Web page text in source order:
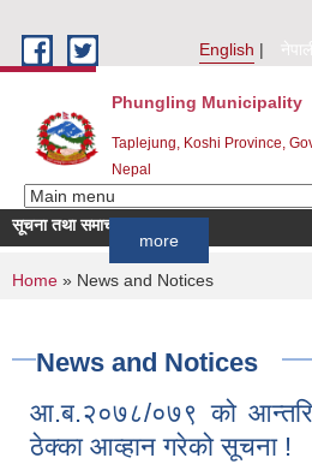
English
नेपाली
Phungling Municipality
Taplejung, Koshi Province,
Nepal
सूचना तथा समाचार
You are here
Home » News and Notices
News and Notices
आ.ब.२०७८/०७९ को
ठेक्का आव्हान गरेको सूचना !